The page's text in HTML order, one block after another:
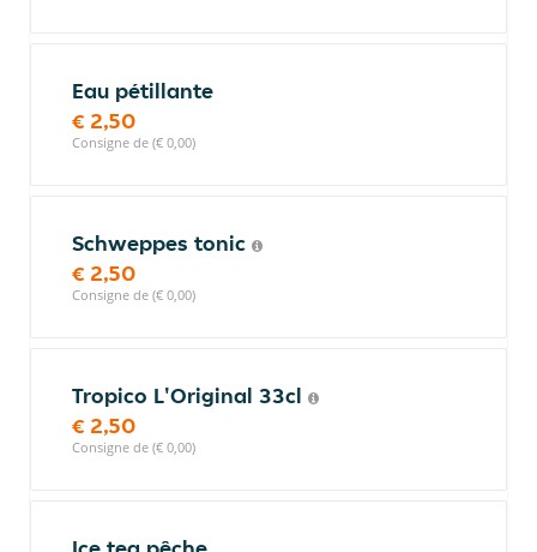
Eau pétillante
€ 2,50
Consigne de (€ 0,00)
Schweppes tonic
€ 2,50
Consigne de (€ 0,00)
Tropico L'Original 33cl
€ 2,50
Consigne de (€ 0,00)